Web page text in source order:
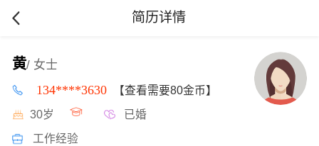
简历详情
黄/ 女士
134****3630 【查看需要80金币】
30岁 已婚
工作经验